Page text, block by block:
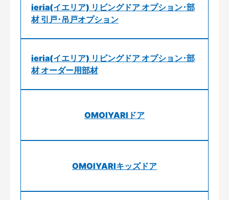
ieria(イエリア) リビングドア オプション･部
材 引戸･吊戸オプション
ieria(イエリア) リビングドア オプション･部
材 オーダー用部材
OMOIYARIドア
OMOIYARIキッズドア